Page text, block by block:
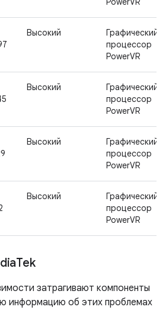
Высокий
Графический
процессор
PowerVR
Высокий
Графический
процессор
PowerVR
Высокий
Графический
процессор
PowerVR
Высокий
Графический
процессор
PowerVR
Tek
затрагивают компоненты
информацию об этих проблемах